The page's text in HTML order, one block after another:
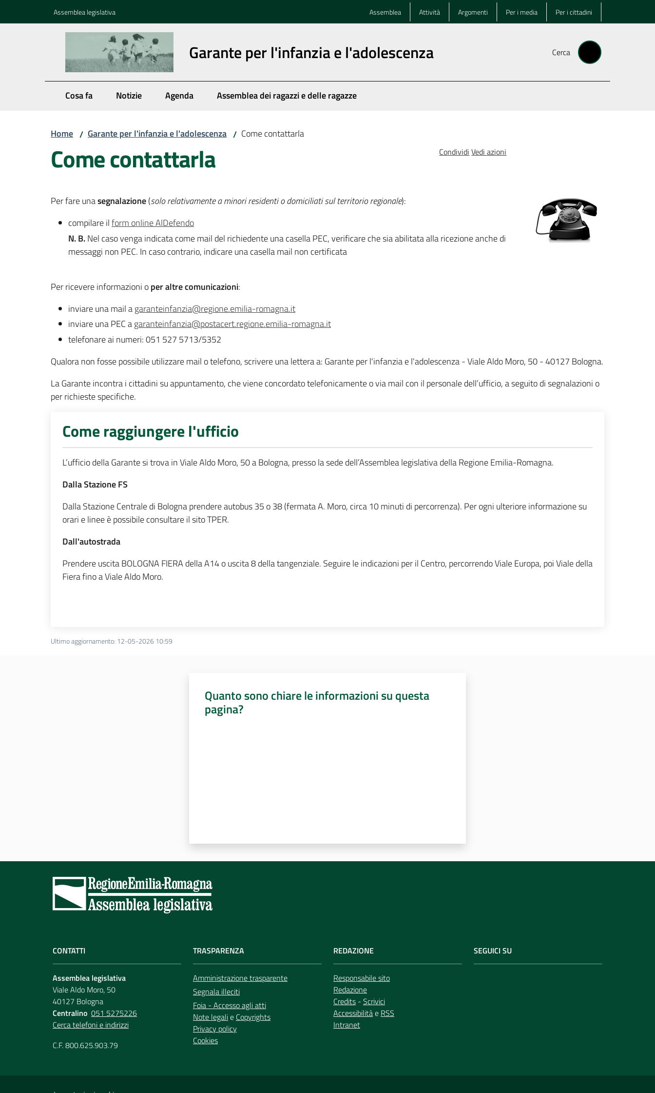
Assemblea legislativa Assemblea Attività Argomenti Per i media Per i cittadini
Garante per l'infanzia e l'adolescenza Cerca
Cosa fa Notizie Agenda Assemblea dei ragazzi e delle ragazze
Home / Garante per l'infanzia e l'adolescenza / Come contattarla
Come contattarla Condividi Vedi azioni
Per fare unasegnalazione(solo relativamente a minori residenti o domiciliati sul territorio regionale):
compilare ilform online AlDefendo
N. B.Nel caso venga indicata come mail del richiedente una casella PEC, verificare che sia abilitata alla ricezione anche di
messaggi non PEC. In caso contrario, indicare una casella mail non certificata
Per ricevere informazioni oper altre comunicazioni:
inviare una mail agaranteinfanzia@regione.emilia-romagna.it
inviare una PEC agaranteinfanzia@postacert.regione.emilia-romagna.it
telefonare ai numeri: 051 527 5713/5352
Qualora non fosse possibile utilizzare mail o telefono, scrivere una lettera a: Garante per l'infanzia e l'adolescenza - Viale Aldo Moro, 50 - 40127 Bologna.
La Garante incontra i cittadini su appuntamento, che viene concordato telefonicamente o via mail con il personale dell’ufficio, a seguito di segnalazioni o
per richieste specifiche.
Come raggiungere l'ufficio
L’ufficio della Garante si trova in Viale Aldo Moro, 50 a Bologna, presso la sede dell’Assemblea legislativa della Regione Emilia-Romagna.
Dalla Stazione FS
Dalla Stazione Centrale di Bologna prendere autobus 35 o 38 (fermata A. Moro, circa 10 minuti di percorrenza). Per ogni ulteriore informazione su
orari e linee è possibile consultare il sito TPER.
Dall'autostrada
Prendere uscita BOLOGNA FIERA della A14 o uscita 8 della tangenziale. Seguire le indicazioni per il Centro, percorrendo Viale Europa, poi Viale della
Fiera fino a Viale Aldo Moro.
Ultimo aggiornamento: 12-05-2026 10:59
Quanto sono chiare le informazioni su questa
pagina?
CONTATTI
Assemblea legislativa
Viale Aldo Moro, 50
40127 Bologna
Centralino 051 5275226
Cerca telefoni e indirizzi
C.F. 800.625.903.79
TRASPARENZA
Amministrazione trasparente
Segnala illeciti
Foia - Accesso agli atti
Note legalie Copyrights
Privacy policy
Cookies
REDAZIONE
Responsabile sito
Redazione
Credits - Scrivici
Accessibilitàe RSS
Intranet
SEGUICI SU